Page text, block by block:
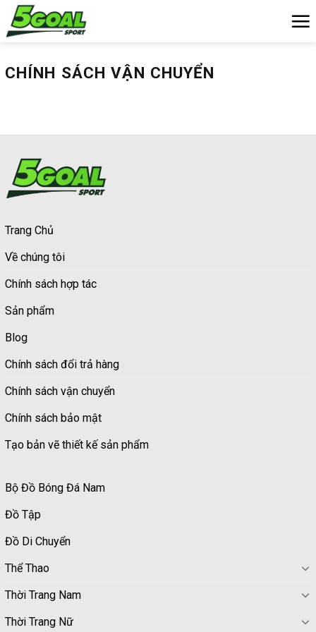
Chuyển
đến
CHÍNH SÁCH VẬN CHUYỂN
Trang Chủ
Về chúng tôi
Chính sách hợp tác
Sản phẩm
Blog
Chính sách đổi trả hàng
Chính sách vận chuyển
Chính sách bảo mật
Tạo bản vẽ thiết kế sản phẩm
Bộ Đồ Bóng Đá Nam
Đồ Tập
Đồ Di Chuyển
Thể Thao
Thời Trang Nam
Thời Trang Nữ